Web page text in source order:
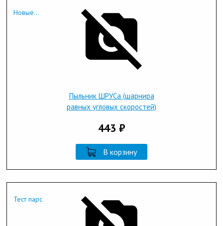
Новые...
Пыльник ШРУСа (шарнира
равных угловых скоростей)
443 ₽
В корзину
Тест парс